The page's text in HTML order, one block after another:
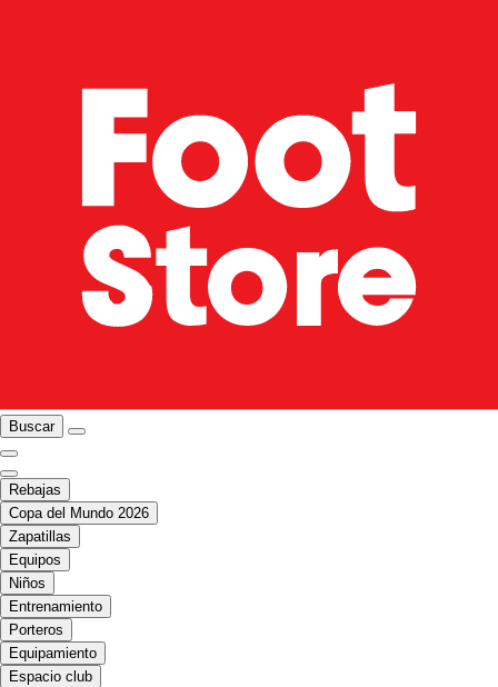
Buscar
Rebajas
Copa del Mundo 2026
Zapatillas
Equipos
Niños
Entrenamiento
Porteros
Equipamiento
Espacio club